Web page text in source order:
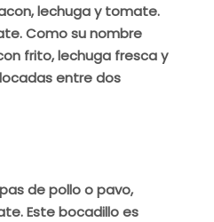
lechuga y tomate.
Como su nombre
frito, lechuga fresca y
entre dos
de pollo o pavo,
Este bocadillo es